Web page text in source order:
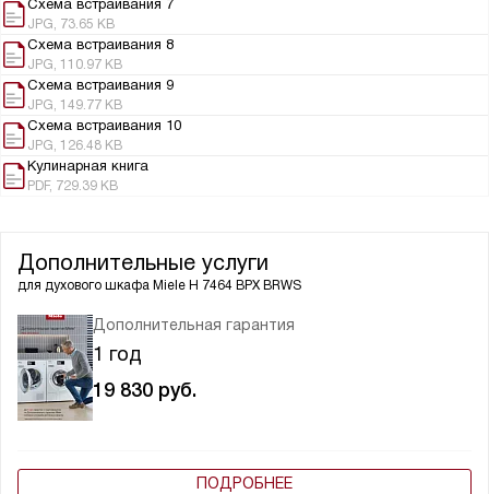
Схема встраивания 7
JPG, 73.65 KB
Схема встраивания 8
JPG, 110.97 KB
Схема встраивания 9
JPG, 149.77 KB
Схема встраивания 10
JPG, 126.48 KB
Кулинарная книга
PDF, 729.39 KB
Дополнительные услуги
для духового шкафа Miele H 7464 BPX BRWS
Дополнительная гарантия
1 год
19 830 руб.
ПОДРОБНЕЕ